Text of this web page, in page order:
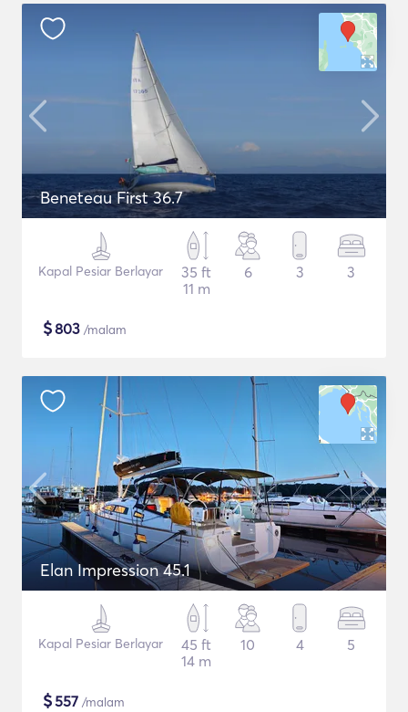
Beneteau First 36.7
Kapal Pesiar Berlayar
35 ft
11 m
6 3 3
$803 /malam
Elan Impression 45.1
Kapal Pesiar Berlayar
45 ft
14 m
10 4 5
$557 /malam